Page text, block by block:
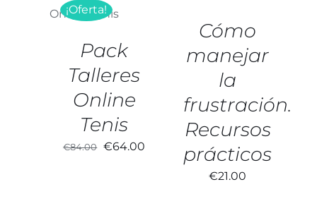
¡Oferta!
CARRITO
DETALLES
Pack
Talleres
Online
Tenis
€84.00 El
€64.00
DETALLESCómo
manejar
la
frustración.
Recursos
prácticos
€21.00